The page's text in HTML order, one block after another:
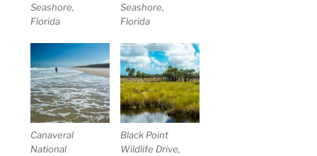
Seashore,
Florida
Seashore,
Florida
Canaveral
National
Black Point
Wildlife Drive,